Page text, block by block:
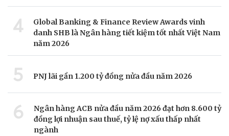
4
Global Banking & Finance Review Awards vinh
danh SHB là Ngân hàng tiết kiệm tốt nhất Việt Nam
năm 2026
5 PNJ lãi gần 1.200 tỷ đồng nửa đầu năm 2026
6
Ngân hàng ACB nửa đầu năm 2026 đạt hơn 8.600 tỷ
đồng lợi nhuận sau thuế, tỷ lệ nợ xấu thấp nhất
ngành